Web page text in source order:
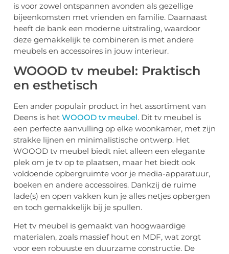
is voor zowel ontspannen avonden als gezellige
bijeenkomsten met vrienden en familie. Daarnaast
heeft de bank een moderne uitstraling, waardoor
deze gemakkelijk te combineren is met andere
meubels en accessoires in jouw interieur.
WOOOD tv meubel: Praktisch
en esthetisch
Een ander populair product in het assortiment van
Deens is het WOOOD tv meubel. Dit tv meubel is
een perfecte aanvulling op elke woonkamer, met zijn
strakke lijnen en minimalistische ontwerp. Het
WOOOD tv meubel biedt niet alleen een elegante
plek om je tv op te plaatsen, maar het biedt ook
voldoende opbergruimte voor je media-apparatuur,
boeken en andere accessoires. Dankzij de ruime
lade(s) en open vakken kun je alles netjes opbergen
en toch gemakkelijk bij je spullen.
Het tv meubel is gemaakt van hoogwaardige
materialen, zoals massief hout en MDF, wat zorgt
voor een robuuste en duurzame constructie. De